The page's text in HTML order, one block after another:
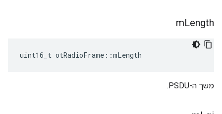
mLength
uint16_t otRadioFrame ::mLength
משך ה-PSDU.